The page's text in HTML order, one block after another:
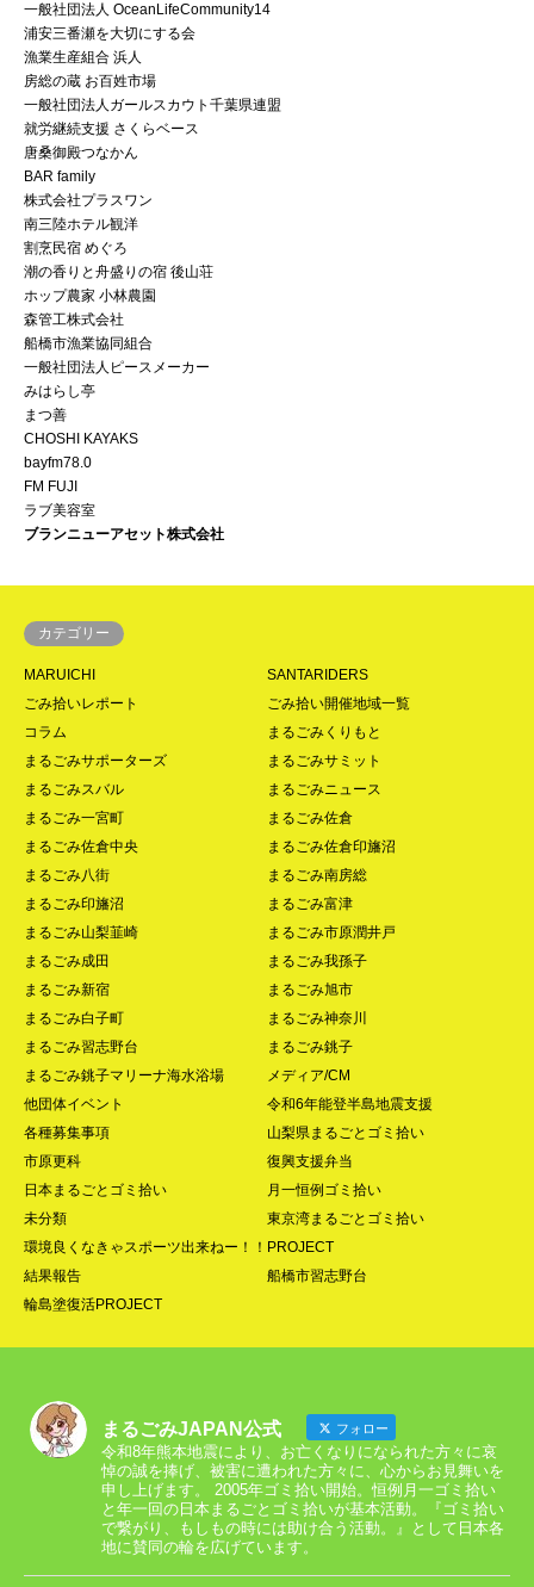
一般社団法人 OceanLifeCommunity14
浦安三番瀬を大切にする会
漁業生産組合 浜人
房総の蔵 お百姓市場
一般社団法人ガールスカウト千葉県連盟
就労継続支援 さくらベース
唐桑御殿つなかん
BAR family
株式会社プラスワン
南三陸ホテル観洋
割烹民宿 めぐろ
潮の香りと舟盛りの宿 後山荘
ホップ農家 小林農園
森管工株式会社
船橋市漁業協同組合
一般社団法人ピースメーカー
みはらし亭
まつ善
CHOSHI KAYAKS
bayfm78.0
FM FUJI
ラブ美容室
ブランニューアセット株式会社
カテゴリー
MARUICHI
SANTARIDERS
ごみ拾いレポート
ごみ拾い開催地域一覧
コラム
まるごみくりもと
まるごみサポーターズ
まるごみサミット
まるごみスバル
まるごみニュース
まるごみ一宮町
まるごみ佐倉
まるごみ佐倉中央
まるごみ佐倉印旛沼
まるごみ八街
まるごみ南房総
まるごみ印旛沼
まるごみ富津
まるごみ山梨韮崎
まるごみ市原潤井戸
まるごみ成田
まるごみ我孫子
まるごみ新宿
まるごみ旭市
まるごみ白子町
まるごみ神奈川
まるごみ習志野台
まるごみ銚子
まるごみ銚子マリーナ海水浴場
メディア/CM
他団体イベント
令和6年能登半島地震支援
各種募集事項
山梨県まるごとゴミ拾い
市原更科
復興支援弁当
日本まるごとゴミ拾い
月一恒例ゴミ拾い
未分類
東京湾まるごとゴミ拾い
環境良くなきゃスポーツ出来ねー！！PROJECT
結果報告
船橋市習志野台
輪島塗復活PROJECT
まるごみJAPAN公式 フォロー
令和8年熊本地震により、お亡くなりになられた方々に哀
悼の誠を捧げ、被害に遭われた方々に、心からお見舞いを
申し上げます。 2005年ゴミ拾い開始。恒例月一ゴミ拾い
と年一回の日本まるごとゴミ拾いが基本活動。『ゴミ拾い
で繋がり、もしもの時には助け合う活動。』として日本各
地に賛同の輪を広げています。